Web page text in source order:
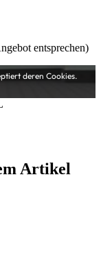
entsprechen)
deren Cookies.
Artikel